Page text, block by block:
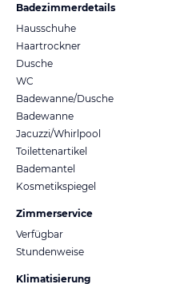
Badezimmerdetails
Hausschuhe
Haartrockner
Dusche
WC
Badewanne/Dusche
Badewanne
Jacuzzi/Whirlpool
Toilettenartikel
Bademantel
Kosmetikspiegel
Zimmerservice
Verfügbar
Stundenweise
Klimatisierung